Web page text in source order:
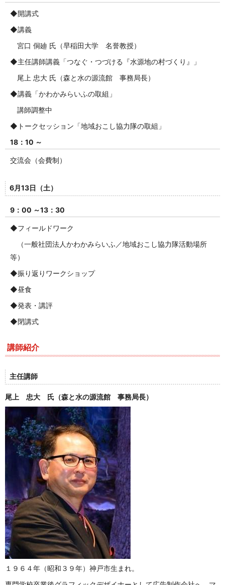
◆開講式
◆講義
宮口 侗廸 氏（早稲田大学 名誉教授）
◆主任講師講義「つなぐ・つづける『水源地の村づくり』」
尾上 忠大 氏（森と水の源流館 事務局長）
◆講義「かわかみらいふの取組」
講師調整中
◆トークセッション「地域おこし協力隊の取組」
18：10 ～
交流会（会費制）
6月13日（土）
9：00 ～13：30
◆フィールドワーク
（一般社団法人かわかみらいふ／地域おこし協力隊活動場所
等）
◆振り返りワークショップ
◆昼食
◆発表・講評
◆閉講式
講師紹介
主任講師
尾上 忠大 氏（森と水の源流館 事務局長）
１９６４年（昭和３９年）神戸市生まれ。